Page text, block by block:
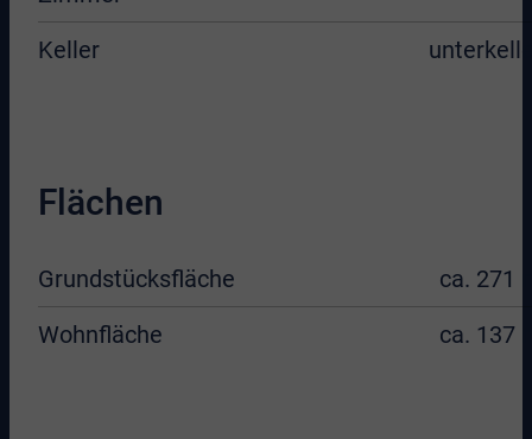
Keller
Flächen
Grundstücksfläche
ca. 271
Wohnfläche
ca. 137